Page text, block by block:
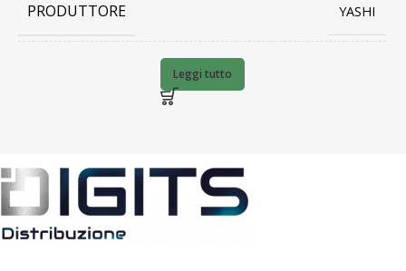
PRODUTTORE YASHI
Leggi tutto